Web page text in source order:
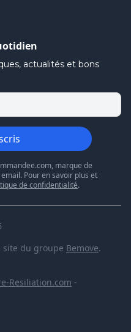
actualités et bons
marque de
Pour en savoir plus et
de confidentialité.
site du groupe Bemove.
Resiliation.com -